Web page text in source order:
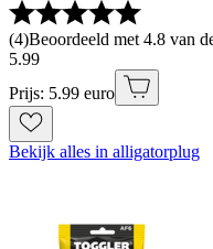
(4)Beoordeeld met 4.8 van
5.99
Prijs: 5.99 euro
Bekijk alles in alligatorplug